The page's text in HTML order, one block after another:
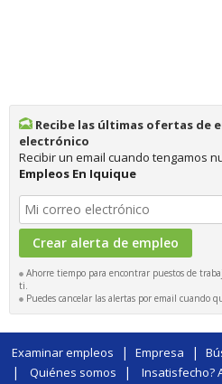
Recibe las últimas ofertas de
electrónico
Recibir un email cuando tengamos
Empleos En Iquique
Ahorre tiempo para encontrar puestos de
ti.
Puedes cancelar las alertas por email cuando
Examinar empleos | Empresa |
| Quiénes somos | Insatisfecho?